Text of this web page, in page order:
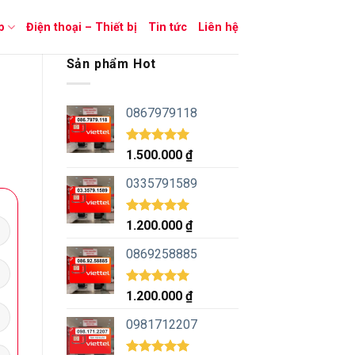
Điện thoại – Thiết bị Tin tức Liên hệ
Sản phẩm Hot
0867979118
Được xếp
5 sao
1.500.000 ₫
0335791589
Được xếp
5 sao
1.200.000 ₫
0869258885
Được xếp
5 sao
1.200.000 ₫
0981712207